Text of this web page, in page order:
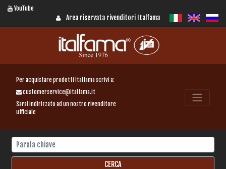
YouTube
Area riservata rivenditori Italfama
Per acquistare prodotti Italfama scrivi a:
customerservice@italfama.it
Sarai indirizzato ad un nostro rivenditore
ufficiale